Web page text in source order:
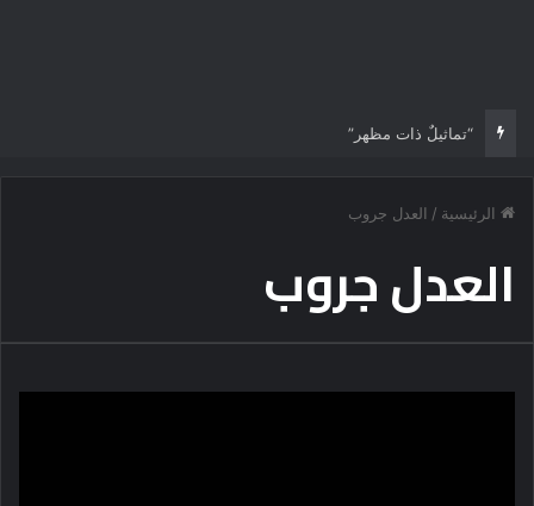
“تماثيلٌ ذات مظهر”
الرئيسية / العدل جروب
العدل جروب